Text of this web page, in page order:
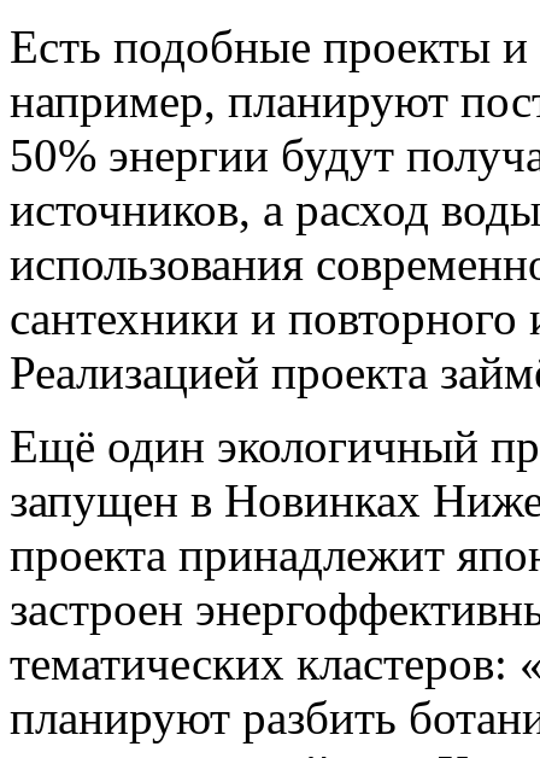
Есть подобные проекты
например, планируют
50% энергии будут
источников, а расход
использования
сантехники и повторного
Реализацией проекта
Ещё один экологичный
запущен в Новинках
проекта принадлежит
застроен
тематических кластеров:
планируют разбить